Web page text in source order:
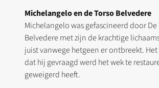
Michelangelo en de Torso Belvedere
Michelangelo was gefascineerd door De
Belvedere met zijn de krachtige
juist vanwege hetgeen er ontbreekt.
dat hij gevraagd werd het wek te
geweigerd heeft.